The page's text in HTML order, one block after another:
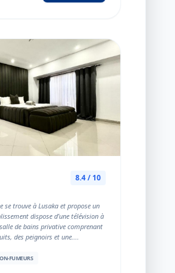
8.4 / 10
se trouve à Lusaka et propose un
dispose d’une télévision à
de bains privative comprenant
des peignoirs et une....
FUMEURS